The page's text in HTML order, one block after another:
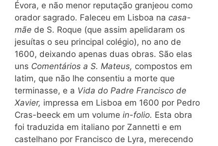
Évora, e não menor reputação granjeou como
orador sagrado. Faleceu em Lisboa na casa-
mãe de S. Roque (que assim apelidaram os
jesuítas o seu principal colégio), no ano de
1600, deixando apenas duas obras. São elas
uns Comentários a S. Mateus, compostos em
latim, que não lhe consentiu a morte que
terminasse, e a Vida do Padre Francisco de
Xavier, impressa em Lisboa em 1600 por Pedro
Cras-beeck em um volume in-folio. Esta obra
foi traduzida em italiano por Zannetti e em
castelhano por Francisco de Lyra, merecendo